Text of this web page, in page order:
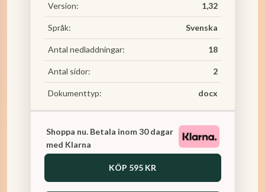
Version: 1,32
Språk: Svenska
Antal nedladdningar: 18
Antal sidor: 2
Dokumenttyp: docx
Shoppa nu. Betala inom 30 dagar
med Klarna
KÖP 595 KR